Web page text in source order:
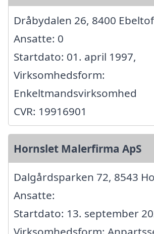
Dråbydalen 26, 8400
Ansatte: 0
Startdato: 01. april 1997,
Virksomhedsform:
Enkeltmandsvirksomhed
CVR: 19916901
Hornslet Malerfirma ApS
Dalgårdsparken 72, 8543
Ansatte:
Startdato: 13. september